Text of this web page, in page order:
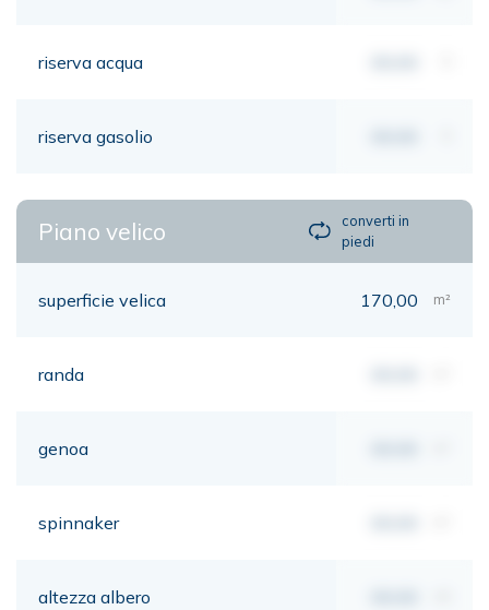
riserva acqua
riserva gasolio
Piano velico
converti in
piedi
superficie velica 170,00 m²
randa
genoa
spinnaker
altezza albero